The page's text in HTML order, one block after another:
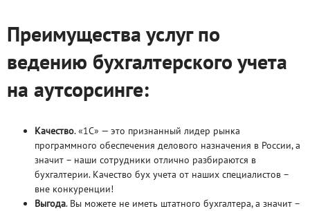
Преимущества услуг по
ведению бухгалтерского учета
на аутсорсинге:
Качество. «1С» — это признанный лидер рынка
программного обеспечения делового назначения в России, а
значит – наши сотрудники отлично разбираются в
бухгалтерии. Качество бух учета от наших специалистов –
вне конкуренции!
Выгода. Вы можете не иметь штатного бухгалтера, а значит –